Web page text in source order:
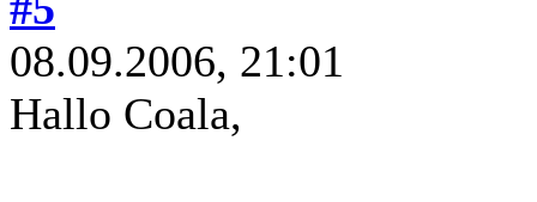
08.09.2006, 21:01
Hallo Coala,